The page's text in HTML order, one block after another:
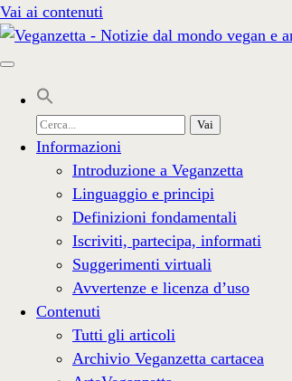
Vai ai contenuti
Cerca
per:
Informazioni
Introduzione a Veganzetta
Linguaggio e principi
Definizioni fondamentali
Iscriviti, partecipa, informati
Suggerimenti virtuali
Avvertenze e licenza d’uso
Contenuti
Tutti gli articoli
Archivio Veganzetta cartacea